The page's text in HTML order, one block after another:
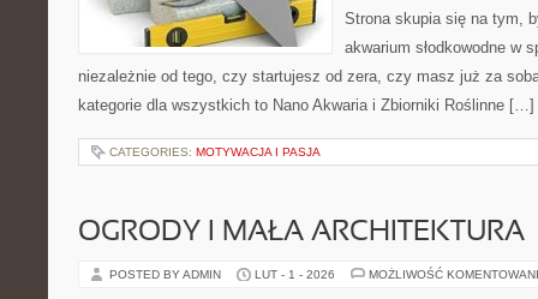
Strona skupia się na tym,
akwarium słodkowodne w
niezależnie od tego, czy startujesz od zera, czy masz już za
kategorie dla wszystkich to Nano Akwaria i Zbiorniki Roślinne […]
CATEGORIES: MOTYWACJA I PASJA
OGRODY I MAŁA ARCHITEKTURA
POSTED BY ADMIN LUT - 1 - 2026 MOŻLIWOŚĆ